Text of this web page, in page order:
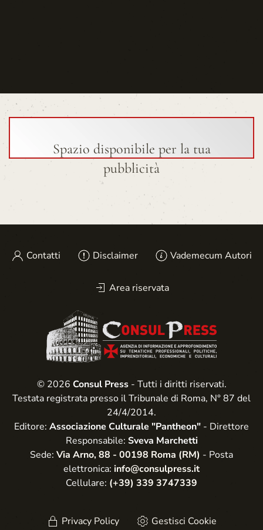
Spazio disponibile per la tua
pubblicità
Contatti Disclaimer Vademecum Autori
Area riservata
© 2026 Consul Press- Tutti i diritti riservati.
Testata registrata presso il Tribunale di Roma, N° 87 del
24/4/2014.
Editore: Associazione Culturale "Pantheon" - Direttore
Responsabile: Sveva Marchetti
Sede: Via Arno, 88 - 00198 Roma (RM) - Posta
elettronica: info@consulpress.it
Cellulare: (+39) 339 3747339
Privacy Policy
Gestisci Cookie